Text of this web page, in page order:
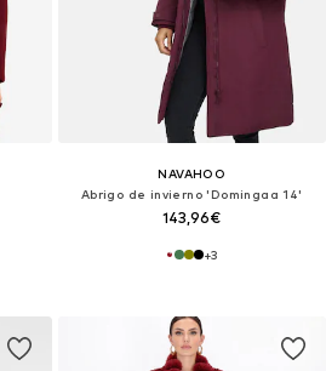
NAVAHOO
Abrigo de invierno 'Domingaa 14'
143,96€
+3